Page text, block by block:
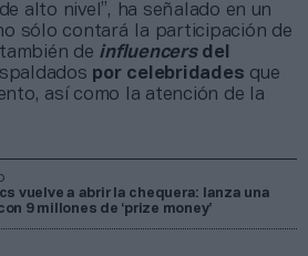
alto nivel”, ha señalado en un
sólo contará la participación de
de influencers del
por celebridades que
así como la atención de la
vuelve a abrir la chequera: lanza una
9 millones de ‘prize money’